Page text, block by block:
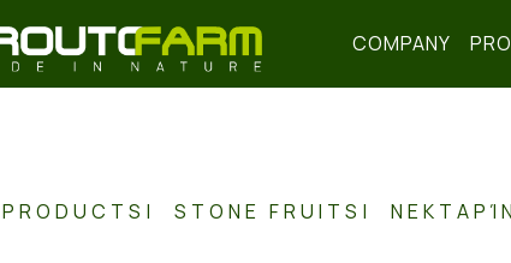
COMPANY
PRODUCTS STONE FRUITS